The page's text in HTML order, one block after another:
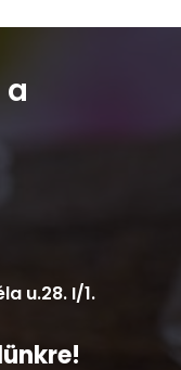
u.28. I/1.